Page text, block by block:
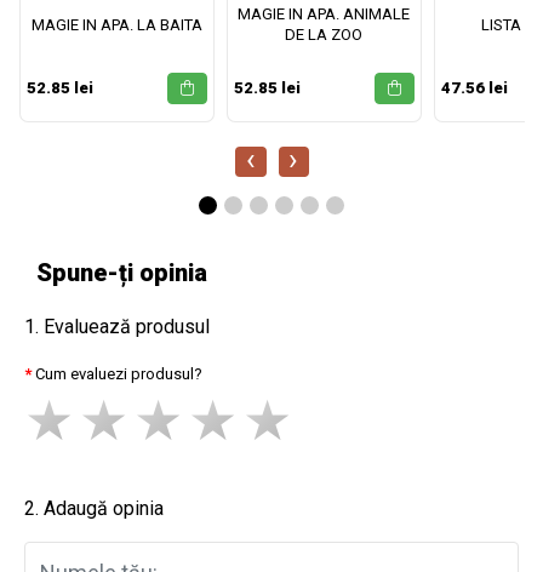
MAGIE IN APA. LA BAITA
52.85 lei
MAGIE IN APA. ANIMALE
DE LA ZOO
52.85 lei
LISTA
47.56 lei
‹ ›
Spune-ți opinia
1. Evaluează produsul
Cum evaluezi produsul?
2. Adaugă opinia